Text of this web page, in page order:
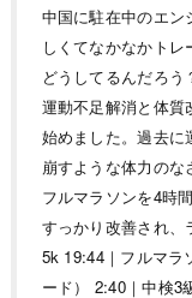
中国に駐在中のエ
しくてなかなかト
どうしてるんだろう
運動不足解消と体質
始めました。過去
崩すような体力の
フルマラソンを4時
すっかり改善され、
5k 19:44｜フルマラ
ード） 2:40｜中検3